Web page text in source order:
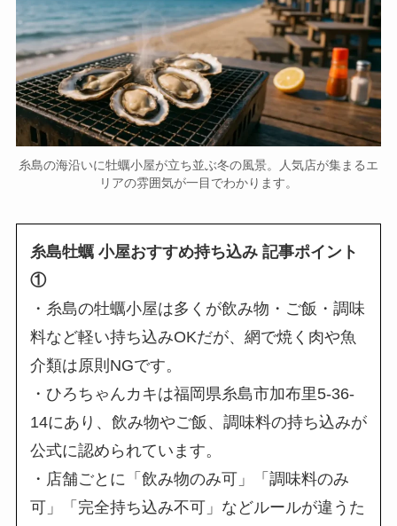
糸島の海沿いに牡蠣小屋が立ち並ぶ冬の風景。人気店が集まるエ
リアの雰囲気が一目でわかります。
糸島牡蠣 小屋おすすめ持ち込み 記事ポイント
①
・糸島の牡蠣小屋は多くが飲み物・ご飯・調味
料など軽い持ち込みOKだが、網で焼く肉や魚
介類は原則NGです。
・ひろちゃんカキは福岡県糸島市加布里5-36-
14にあり、飲み物やご飯、調味料の持ち込みが
公式に認められています。
・店舗ごとに「飲み物のみ可」「調味料のみ
可」「完全持ち込み不可」などルールが違うた